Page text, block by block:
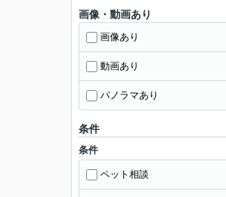
画像・動画あり
画像あり
動画あり
パノラマあり
条件
条件
ペット相談